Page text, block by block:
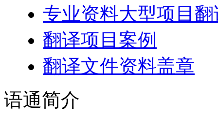
专业资料大型项目翻
翻译项目案例
翻译文件资料盖章
语通简介